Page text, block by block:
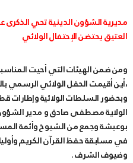
مديرية الشؤون الدينية تحي الذكرى
العتيق يحتضن الإحتفال الولائي
ومن ضمن الهيئات التي أحيت
،أين أقيمت الحفل الولائي
وبحضور السلطات الولائية وإطارات
الولاية مصطفى صادق و مدير
بوعيشة وجمع من الشيوخ وأئمة
في مسابقة حفظ القرآن الكريم
وضيوف الشرف .